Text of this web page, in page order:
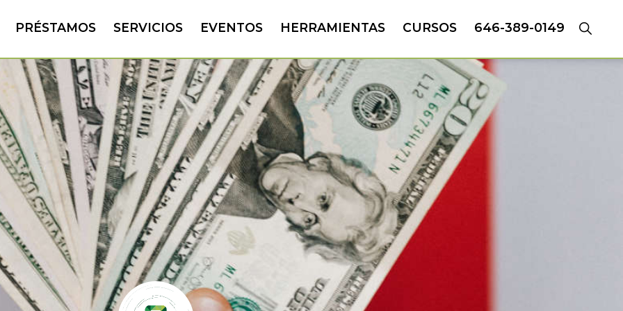
PRÉSTAMOS SERVICIOS EVENTOS HERRAMIENTAS CURSOS 646-389-0149